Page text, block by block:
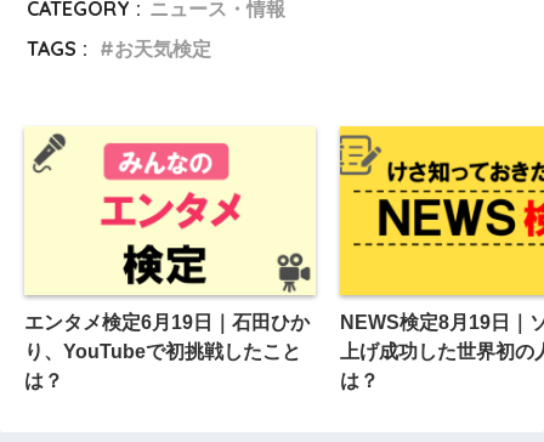
CATEGORY : ニュース・情報
TAGS :
お天気検定
エンタメ検定6月19日｜石田ひか
り、YouTubeで初挑戦したこと
は？
NEWS検定8月19日｜
上げ成功した世界初の
は？